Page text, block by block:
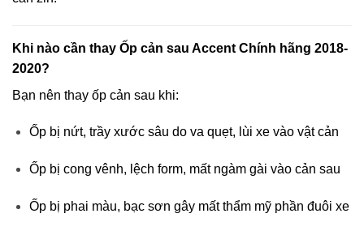
Khi nào cần thay Ốp cản sau Accent Chính hãng 2018-
2020?
Bạn nên thay ốp cản sau khi:
Ốp bị nứt, trầy xước sâu do va quẹt, lùi xe vào vật cản
Ốp bị cong vênh, lệch form, mất ngàm gài vào cản sau
Ốp bị phai màu, bạc sơn gây mất thẩm mỹ phần đuôi xe